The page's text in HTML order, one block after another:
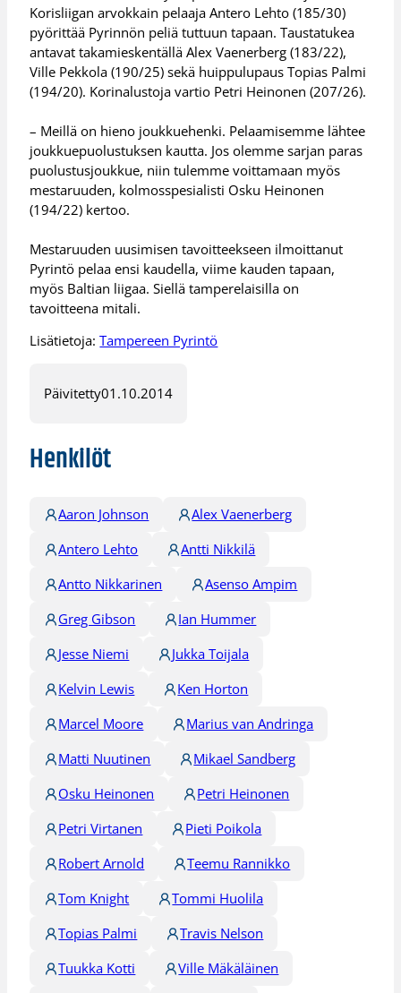
Korisliigan arvokkain pelaaja Antero Lehto (185/30)
pyörittää Pyrinnön peliä tuttuun tapaan. Taustatukea
antavat takamieskentällä Alex Vaenerberg (183/22),
Ville Pekkola (190/25) sekä huippulupaus Topias Palmi
(194/20). Korinalustoja vartio Petri Heinonen (207/26).
– Meillä on hieno joukkuehenki. Pelaamisemme lähtee
joukkuepuolustuksen kautta. Jos olemme sarjan paras
puolustusjoukkue, niin tulemme voittamaan myös
mestaruuden, kolmosspesialisti Osku Heinonen
(194/22) kertoo.
Mestaruuden uusimisen tavoitteekseen ilmoittanut
Pyrintö pelaa ensi kaudella, viime kauden tapaan,
myös Baltian liigaa. Siellä tamperelaisilla on
tavoitteena mitali.
Lisätietoja:Tampereen Pyrintö
Päivitetty01.10.2014
Henkilöt
Aaron Johnson
Alex Vaenerberg
Antero Lehto
Antti Nikkilä
Antto Nikkarinen
Asenso Ampim
Greg Gibson
Ian Hummer
Jesse Niemi
Jukka Toijala
Kelvin Lewis
Ken Horton
Marcel Moore
Marius van Andringa
Matti Nuutinen
Mikael Sandberg
Osku Heinonen
Petri Heinonen
Petri Virtanen
Pieti Poikola
Robert Arnold
Teemu Rannikko
Tom Knight
Tommi Huolila
Topias Palmi
Travis Nelson
Tuukka Kotti
Ville Mäkäläinen